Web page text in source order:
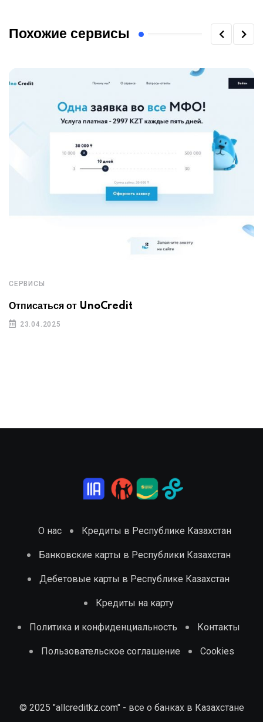
Похожие сервисы
СЕРВИСЫ
Отписаться от UnoCredit
23.04.2025
О нас Кредиты в Республике Казахстан
Банковские карты в Республики Казахстан
Дебетовые карты в Республике Казахстан
Кредиты на карту
Политика и конфиденциальность Контакты
Пользовательское соглашение Cookies
© 2025 "allcreditkz.com" - все о банках в Казахстане